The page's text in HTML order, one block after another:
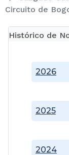
Circuito de
Histórico de
2024
2025
2026